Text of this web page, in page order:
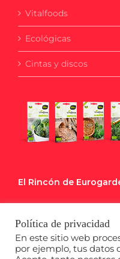
Vitalfoods
Ecológicas
Cintas y discos
El Rincón de
Calendario de Siembra
Política de privacidad
En este sitio web
por ejemplo, tus datos